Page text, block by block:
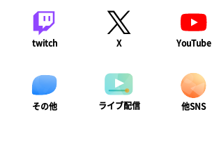
twitch X YouTube
その他 ライブ配信 他SNS